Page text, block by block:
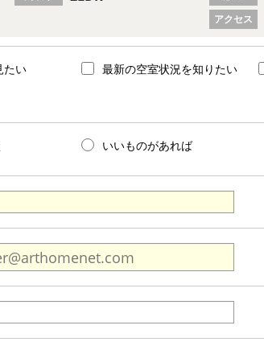
アクセス
たい 最新の空室状況を知りたい
いいものがあれば